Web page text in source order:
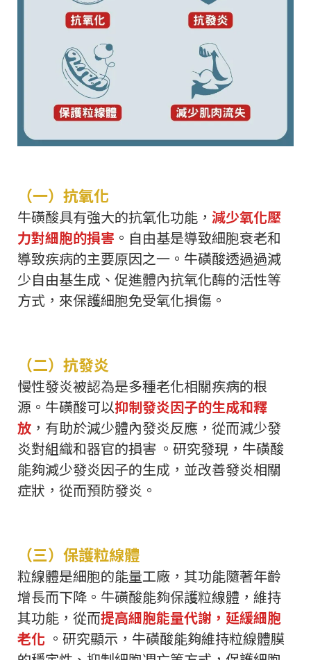
（一）抗氧化
牛磺酸具有強大的抗氧化功能， 減少氧化壓
力對細胞的損害 。自由基是導致細胞衰老和
導致疾病的主要原因之一。牛磺酸透過過減
少自由基生成、促進體內抗氧化酶的活性等
方式，來保護細胞免受氧化損傷。
（二）抗發炎
慢性發炎被認為是多種老化相關疾病的根
源。牛磺酸可以抑制發炎因子的生成和釋
放 ，有助於減少體內發炎反應，從而減少發
炎對組織和器官的損害 。研究發現，牛磺酸
能夠減少發炎因子的生成，並改善發炎相關
症狀，從而預防發炎。
（三）保護粒線體
粒線體是細胞的能量工廠，其功能隨著年齡
增長而下降。牛磺酸能夠保護粒線體，維持
其功能，從而提高細胞能量代謝，延緩細胞
老化 。研究顯示，牛磺酸能夠維持粒線體膜